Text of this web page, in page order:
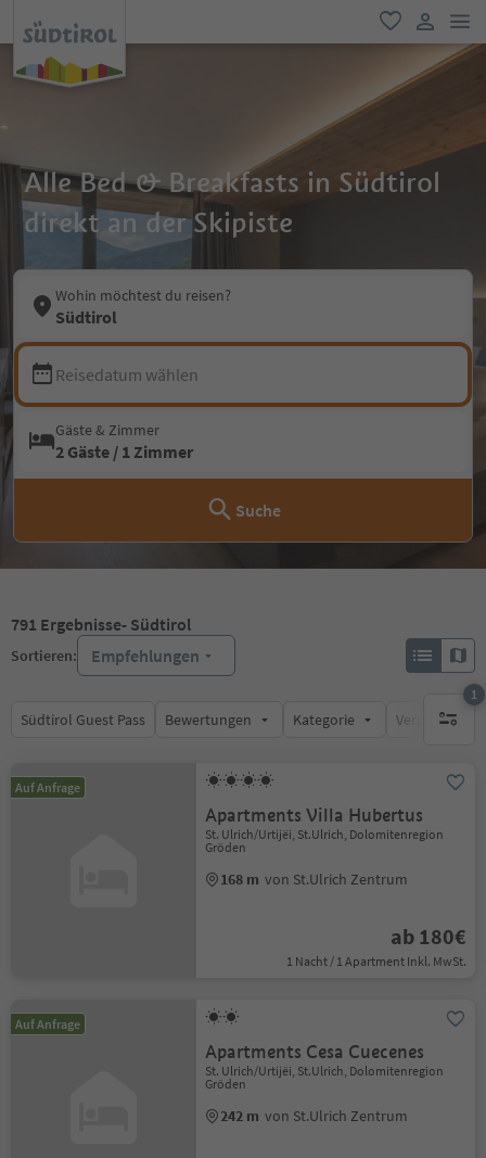
favorit
user link
Alle Bed & Breakfasts in Südtirol
direkt an der Skipiste
Wohin möchtest du reisen?
Südtirol
Reisedatum wählen
Gäste & Zimmer
2 Gäste / 1 Zimmer
Suche
791 Ergebnisse- Südtirol
Sortieren: Empfehlungen
Südtirol Guest Pass Bewertungen Kategorie
1
1
Auf Anfrage
Apartments Villa Hubertus
St. Ulrich/Urtijëi, St.Ulrich, Dolomitenregion
Gröden
168 m von St.Ulrich Zentrum
ab 180€
1 Nacht / 1 Apartment Inkl. MwSt.
Auf Anfrage
Apartments Cesa Cuecenes
St. Ulrich/Urtijëi, St.Ulrich, Dolomitenregion
Gröden
242 m von St.Ulrich Zentrum